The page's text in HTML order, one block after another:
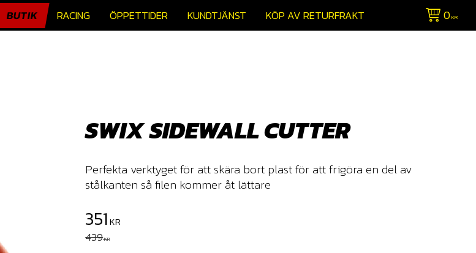
BUTIK RACING ÖPPETTIDER KUNDTJÄNST KÖP AV RETURFRAKT 0KR
SWIX SIDEWALL CUTTER
Perfekta verktyget för att skära bort plast för att frigöra en del av
stålkanten så filen kommer åt lättare
Nedsatt pris:
351KR
Ordinarie pris:
439KR